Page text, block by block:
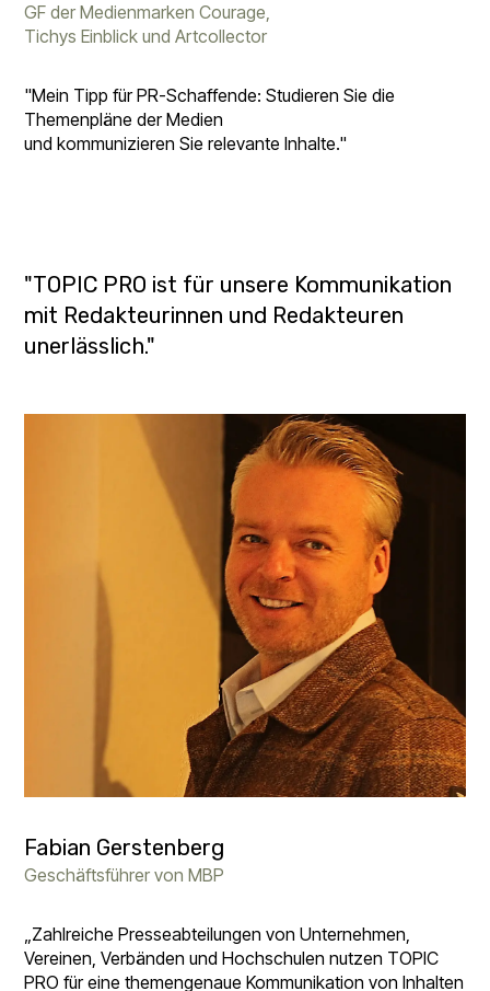
GF der Medienmarken Courage,
Tichys Einblick und Artcollector
"Mein Tipp für PR-Schaffende: Studieren Sie die
Themenpläne der Medien
und kommunizieren Sie relevante Inhalte."
"TOPIC PRO ist für unsere Kommunikation
mit Redakteurinnen und Redakteuren
unerlässlich."
Fabian Gerstenberg
Geschäftsführer von MBP
„Zahlreiche Presseabteilungen von Unternehmen,
Vereinen, Verbänden und Hochschulen nutzen TOPIC
PRO für eine themengenaue Kommunikation von Inhalten